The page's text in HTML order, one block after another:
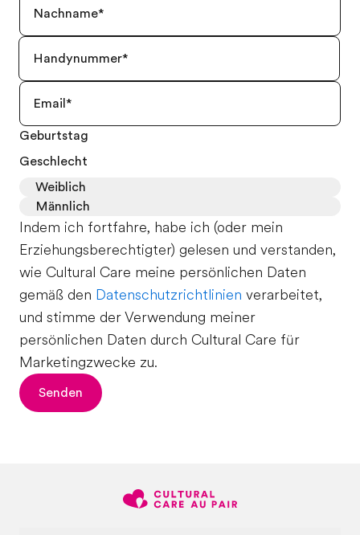
Geburtstag
Geschlecht
Weiblich
Männlich
Indem ich fortfahre, habe ich (oder mein
Erziehungsberechtigter) gelesen und verstanden,
wie Cultural Care meine persönlichen Daten
gemäß den Datenschutzrichtlinien verarbeitet,
und stimme der Verwendung meiner
persönlichen Daten durch Cultural Care für
Marketingzwecke zu.
Senden